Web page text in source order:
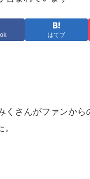
はてブ
くさんがファンか